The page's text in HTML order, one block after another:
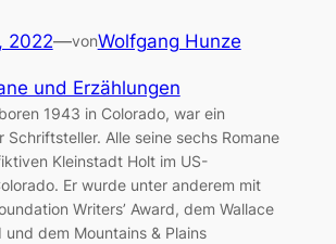
2022—vonWolfgang Hunze
und Erzählungen
1943 in Colorado, war ein
Schriftsteller. Alle seine sechs Romane
Kleinstadt Holt im US-
Er wurde unter anderem mit
Writers’ Award, dem Wallace
und dem Mountains & Plains